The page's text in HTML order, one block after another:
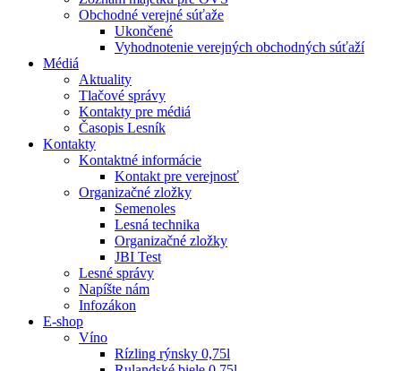
Obchodné verejné súťaže
Ukončené
Vyhodnotenie verejných obchodných súťaží
Médiá
Aktuality
Tlačové správy
Kontakty pre médiá
Časopis Lesník
Kontakty
Kontaktné informácie
Kontakt pre verejnosť
Organizačné zložky
Semenoles
Lesná technika
Organizačné zložky
JBI Test
Lesné správy
Napíšte nám
Infozákon
E-shop
Víno
Rízling rýnsky 0,75l